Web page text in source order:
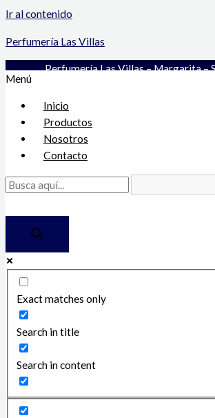
Ir al contenido
Perfumería Las Villas
Perfumería Las Villas – Margarita –
Menú
Inicio
Productos
Nosotros
Contacto
Exact matches only
Search in title
Search in content